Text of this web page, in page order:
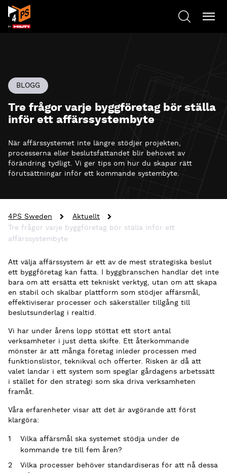
BLOGG
Tre frågor varje byggföretag bör ställa
inför ett affärssystembyte
När affärssystemet inte längre stödjer projekten,
processerna eller beslutsfattandet blir behovet av
förändring tydligt. Vi ger tips om hur du skapar rätt
förutsättningar inför ett kommande systembyte.
4PS Sweden
Aktuellt
Tre frågor varje byggföretag bör ställa inför ett
affärssystembyte
Att välja affärssystem är ett av de mest strategiska beslut
ett byggföretag kan fatta. I byggbranschen handlar det inte
bara om att ersätta ett tekniskt verktyg, utan om att skapa
en stabil och skalbar plattform som stödjer affärsmål,
effektiviserar processer och säkerställer tillgång till
beslutsunderlag i realtid.
Vi har under årens lopp stöttat ett stort antal
verksamheter i just detta skifte. Ett återkommande
mönster är att många företag inleder processen med
funktionslistor, teknikval och offerter. Risken är då att
valet landar i ett system som speglar gårdagens arbetssätt
i stället för den strategi som ska driva verksamheten
framåt.
Våra erfarenheter visar att det är avgörande att först
klargöra:
Vilka affärsmål ska systemet stödja under de
kommande tre till fem åren?
Vilka processer behöver standardiseras för att nå dessa